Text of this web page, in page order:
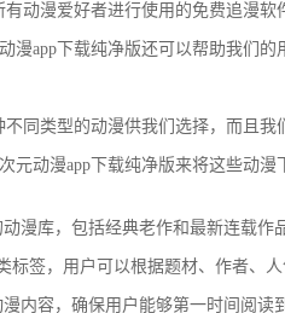
动漫爱好者进行使用的免费追漫
漫app下载纯净版还可以帮助我们的
同类型的动漫供我们选择，而且
元动漫app下载纯净版来将这些动漫
漫库，包括经典老作和最新连载作
标签，用户可以根据题材、作者、
内容，确保用户能够第一时间阅读